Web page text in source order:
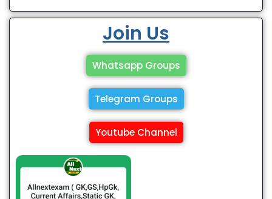
Join Us
Whatsapp Groups
Telegram Groups
Youtube Channel